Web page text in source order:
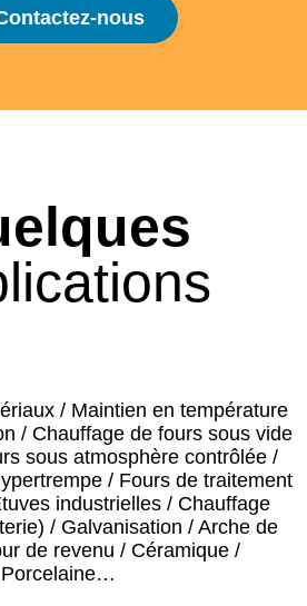
nous
/ Maintien en température
/ Chauffage de fours sous vide
sous atmosphère contrôlée /
/ Fours de traitement
industrielles / Chauffage
/ Galvanisation / Arche de
de revenu / Céramique /
Porcelaine…